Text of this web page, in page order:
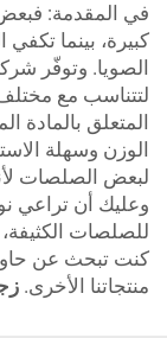
في المقدمة:
كبيرة، بينما
لتتناسب مع
المتعلق بالمادة
الوزن وسهلة
لبعض الصلصات
وعليك أن تراعي
للصلصات
كنت تبحث عن
منتجاتنا الأخرى.